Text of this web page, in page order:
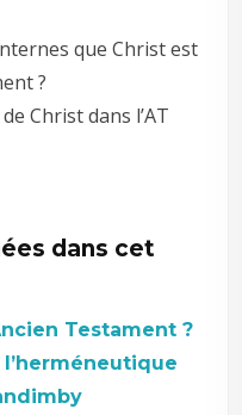
que Christ est
?
Christ dans l’AT
dans cet
Testament ?